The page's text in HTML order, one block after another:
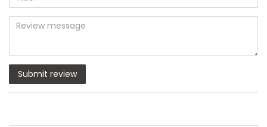
star
star
star
rating
star
rating
star
rating
(optional)
Title
Review
message
Submit review